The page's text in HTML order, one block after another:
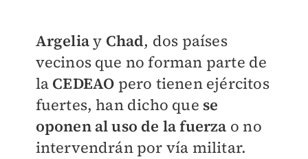
Argeliay Chad, dos países
vecinos que no forman parte de
la CEDEAO pero tienen ejércitos
fuertes, han dicho que se
oponen al uso de la fuerza o no
intervendrán por vía militar.